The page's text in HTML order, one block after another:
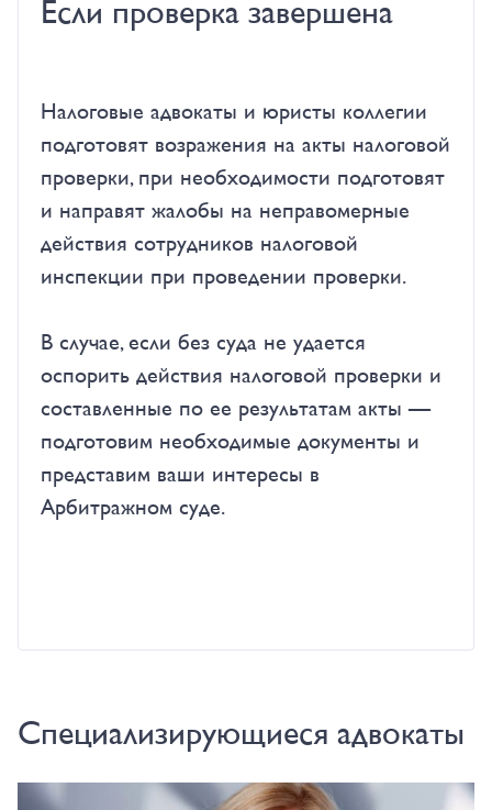
Если проверка завершена
Налоговые адвокаты и юристы коллегии
подготовят возражения на акты налоговой
проверки, при необходимости подготовят
и направят жалобы на неправомерные
действия сотрудников налоговой
инспекции при проведении проверки.
В случае, если без суда не удается
оспорить действия налоговой проверки и
составленные по ее результатам акты —
подготовим необходимые документы и
представим ваши интересы в
Арбитражном суде.
Специализирующиеся адвокаты